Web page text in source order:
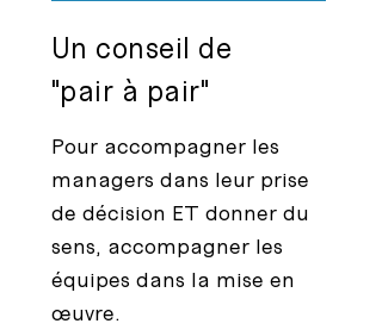
Un conseil de
"pair à pair"
Pour accompagner les
managers dans leur prise
de décision ET donner du
sens, accompagner les
équipes dans la mise en
œuvre.